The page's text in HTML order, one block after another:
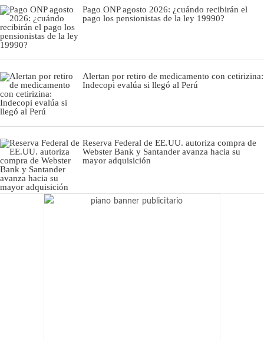
Pago ONP agosto 2026: ¿cuándo recibirán el
pago los pensionistas de la ley 19990?
Alertan por retiro de medicamento con cetirizina:
Indecopi evalúa si llegó al Perú
Reserva Federal de EE.UU. autoriza compra de
Webster Bank y Santander avanza hacia su
mayor adquisición